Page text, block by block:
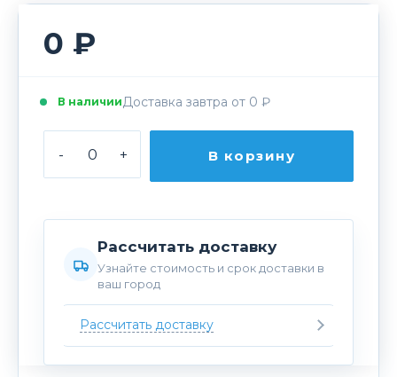
0 ₽
В наличииДоставка завтра от 0 ₽
- + В корзину
Рассчитать доставку
Узнайте стоимость и срок доставки в
ваш город
Рассчитать доставку